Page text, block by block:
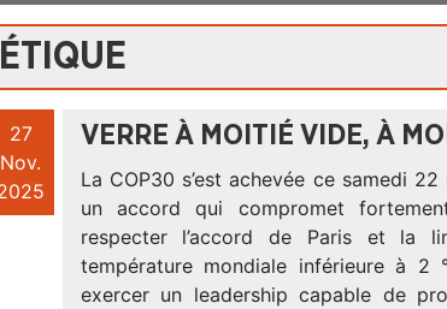
27
Nov.
VERRE À MOITIÉ VIDE, À
La COP30 s’est achevée ce samedi
un accord qui compromet
respecter l’accord de Paris et la
température mondiale inférieure à 2
exercer un leadership capable de